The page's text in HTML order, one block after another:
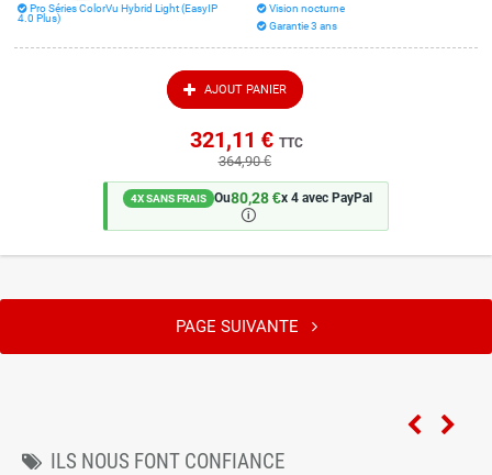
Pro Séries ColorVu Hybrid Light (EasyIP
4.0 Plus)
Vision nocturne
Garantie 3 ans
AJOUT PANIER
321,11 € TTC
364,90 €
4X SANS FRAIS Ou80,28 €x 4 avec PayPal
🛈
PAGE SUIVANTE
ILS NOUS FONT CONFIANCE